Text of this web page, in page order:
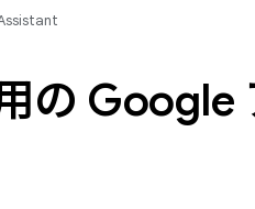
の Google